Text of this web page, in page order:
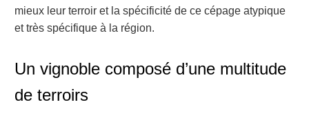
mieux leur terroir et la spécificité de ce cépage atypique
et très spécifique à la région.
Un vignoble composé d’une multitude
de terroirs